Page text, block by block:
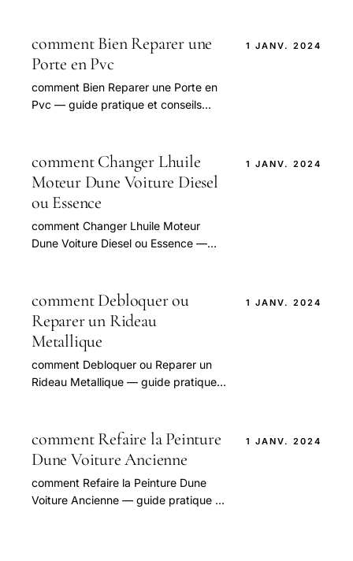
comment Bien Reparer une
Porte en Pvc
comment Bien Reparer une Porte en
Pvc — guide pratique et conseils
1 JANV. 2024
comment Changer Lhuile
Moteur Dune Voiture Diesel
ou Essence
comment Changer Lhuile Moteur
Dune Voiture Diesel ou Essence —
1 JANV. 2024
comment Debloquer ou
Reparer un Rideau
Metallique
comment Debloquer ou Reparer un
Rideau Metallique — guide pratique
1 JANV. 2024
comment Refaire la Peinture
Dune Voiture Ancienne
comment Refaire la Peinture Dune
Voiture Ancienne — guide pratique et
1 JANV. 2024